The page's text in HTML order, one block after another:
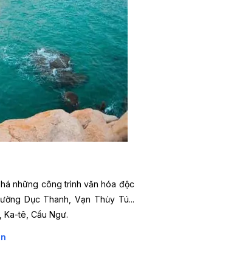
những công trình văn hóa độc
Dục Thanh, Vạn Thủy Tú...
Ka-tê, Cầu Ngư.